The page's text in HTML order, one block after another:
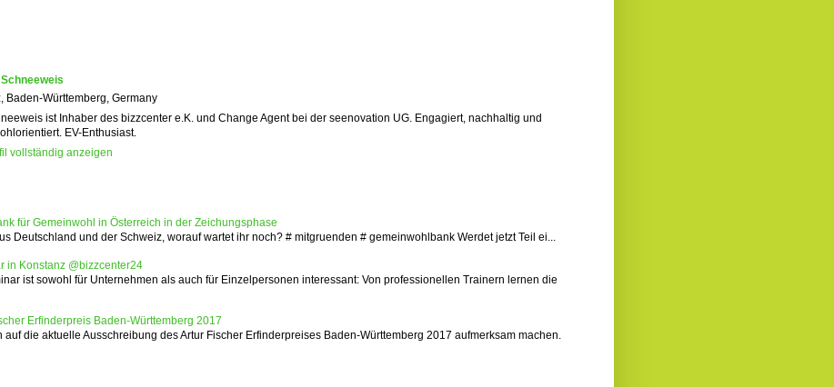
Baden-Württemberg, Germany
ist Inhaber des bizzcenter e.K. und Change Agent bei der seenovation UG. Engagiert, nachhaltig und
EV-Enthusiast.
vollständig anzeigen
für Gemeinwohl in Österreich in der Zeichungsphase
Deutschland und der Schweiz, worauf wartet ihr noch? ‪#‎ mitgruenden‬ ‪#‎ gemeinwohlbank‬ Werdet jetzt Teil ei...
in Konstanz @bizzcenter24
ist sowohl für Unternehmen als auch für Einzelpersonen interessant: Von professionellen Trainern lernen die
Erfinderpreis Baden-Württemberg 2017
auf die aktuelle Ausschreibung des Artur Fischer Erfinderpreises Baden-Württemberg 2017 aufmerksam machen.